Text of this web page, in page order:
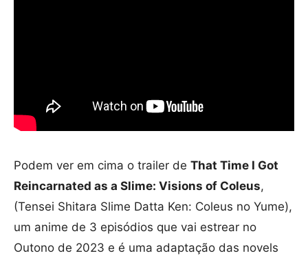
Podem ver em cima o trailer de That Time I Got
Reincarnated as a Slime: Visions of Coleus,
(Tensei Shitara Slime Datta Ken: Coleus no Yume),
um anime de 3 episódios que vai estrear no
Outono de 2023 e é uma adaptação das novels